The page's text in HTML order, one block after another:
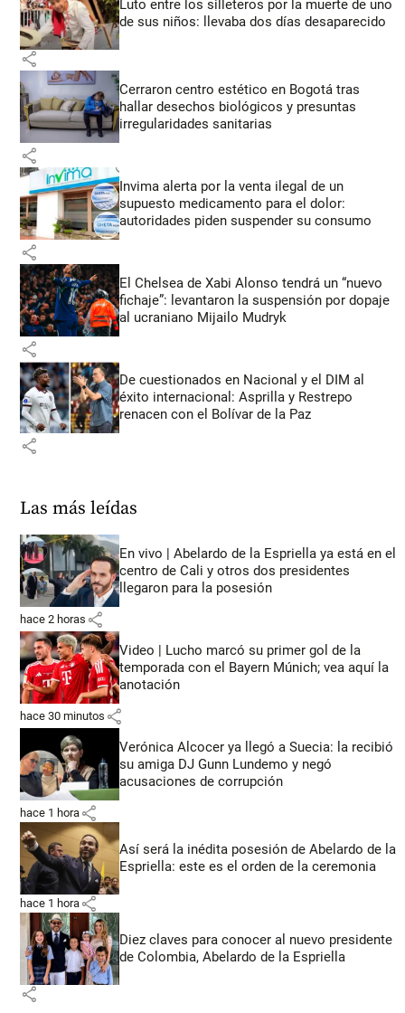
Luto entre los silleteros por la muerte de uno
de sus niños: llevaba dos días desaparecido
share
Cerraron centro estético en Bogotá tras
hallar desechos biológicos y presuntas
irregularidades sanitarias
share
Invima alerta por la venta ilegal de un
supuesto medicamento para el dolor:
autoridades piden suspender su consumo
share
El Chelsea de Xabi Alonso tendrá un “nuevo
fichaje”: levantaron la suspensión por dopaje
al ucraniano Mijailo Mudryk
share
De cuestionados en Nacional y el DIM al
éxito internacional: Asprilla y Restrepo
renacen con el Bolívar de la Paz
share
Las más leídas
En vivo | Abelardo de la Espriella ya está en el
centro de Cali y otros dos presidentes
llegaron para la posesión
hace 2 horas share
Video | Lucho marcó su primer gol de la
temporada con el Bayern Múnich; vea aquí la
anotación
hace 30 minutos share
Verónica Alcocer ya llegó a Suecia: la recibió
su amiga DJ Gunn Lundemo y negó
acusaciones de corrupción
hace 1 hora share
Así será la inédita posesión de Abelardo de la
Espriella: este es el orden de la ceremonia
hace 1 hora share
Diez claves para conocer al nuevo presidente
de Colombia, Abelardo de la Espriella
share